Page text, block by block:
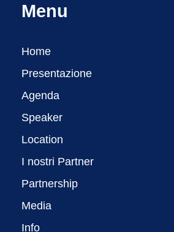
Menu
Home
Presentazione
Agenda
Speaker
Location
I nostri Partner
Partnership
Media
Info